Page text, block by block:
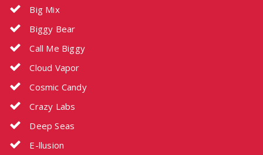
Big Mix
Biggy Bear
Call Me Biggy
Cloud Vapor
Cosmic Candy
Crazy Labs
Deep Seas
E-llusion